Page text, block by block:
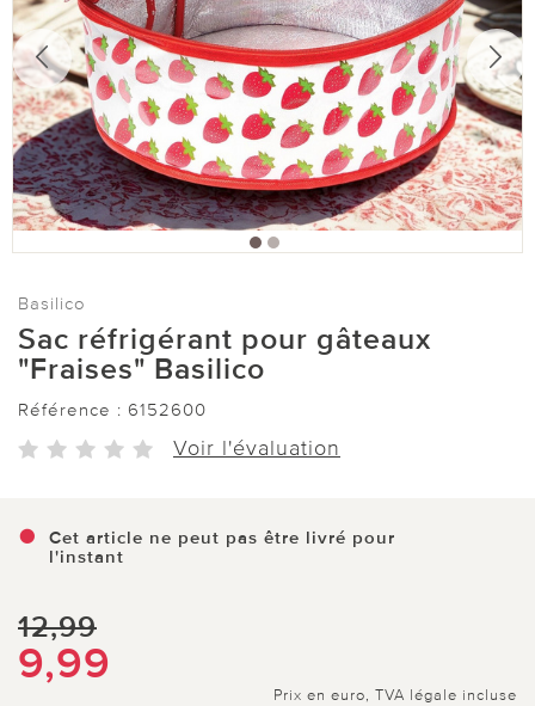
Basilico
Sac réfrigérant pour gâteaux
"Fraises" Basilico
Référence : 6152600
Voir l'évaluation
Cet article ne peut pas être livré pour
l'instant
12,99
9,99
Prix en euro, TVA légale incluse